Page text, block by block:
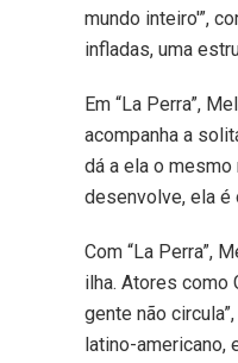
mundo inteiro'”,
infladas, uma
Em “La Perra”,
acompanha a
dá a ela o mesmo
desenvolve, ela é
Com “La Perra”,
ilha. Atores como
gente não
latino-americano,